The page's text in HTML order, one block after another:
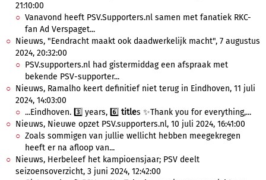
21:10:00
Vanavond heeft PSV.Supporters.nl samen met fanatiek RKC-
fan Ad Verspaget...
Nieuws, "Eendracht maakt ook daadwerkelijk macht", 7 augustus
2024, 20:32:00
PSV.supporters.nl had gistermiddag een afspraak met
bekende PSV-supporter...
Nieuws, Ramalho keert definitief niet terug in Eindhoven, 11 juli
2024, 14:03:00
...Eindhoven. 3️⃣ years, 6️⃣ titles ✨Thank you for everything,...
Nieuws, Nieuwe opzet PSV.supporters.nl, 10 juli 2024, 16:41:00
Zoals sommigen van jullie wellicht hebben meegekregen
heeft er na afloop van...
Nieuws, Herbeleef het kampioensjaar; PSV deelt
seizoensoverzicht, 3 juni 2024, 12:42:00